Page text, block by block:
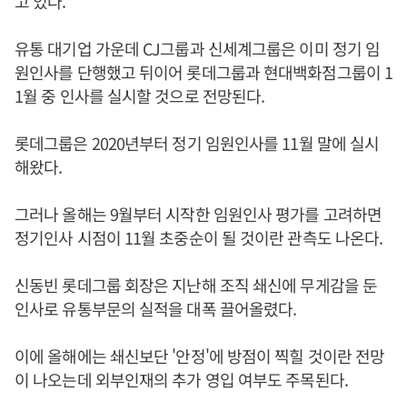
유통 대기업 가운데 CJ그룹과 신세계그룹은 이미 정기 임
원인사를 단행했고 뒤이어 롯데그룹과 현대백화점그룹이 1
1월 중 인사를 실시할 것으로 전망된다.
롯데그룹은 2020년부터 정기 임원인사를 11월 말에 실시
해왔다.
그러나 올해는 9월부터 시작한 임원인사 평가를 고려하면
정기인사 시점이 11월 초중순이 될 것이란 관측도 나온다.
신동빈 롯데그룹 회장은 지난해 조직 쇄신에 무게감을 둔
인사로 유통부문의 실적을 대폭 끌어올렸다.
이에 올해에는 쇄신보단 '안정'에 방점이 찍힐 것이란 전망
이 나오는데 외부인재의 추가 영입 여부도 주목된다.